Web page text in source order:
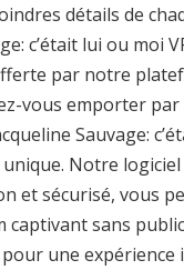
détails de
c’était lui ou moi
par notre
vous emporter
Sauvage:
Notre
et sécurisé, vous
captivant sans
une expérience